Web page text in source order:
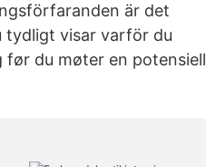
är det
tydligt visar varför du
du møter en potensiell